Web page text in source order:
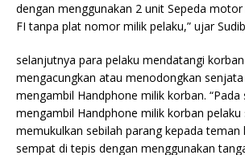
dengan menggunakan 2 unit Sepeda
FI tanpa plat nomor milik pelaku,” ujar
selanjutnya para pelaku mendatangi
mengacungkan atau menodongkan
mengambil Handphone milik korban. “Pada
mengambil Handphone milik korban
memukulkan sebilah parang kepada
sempat di tepis dengan menggunakan